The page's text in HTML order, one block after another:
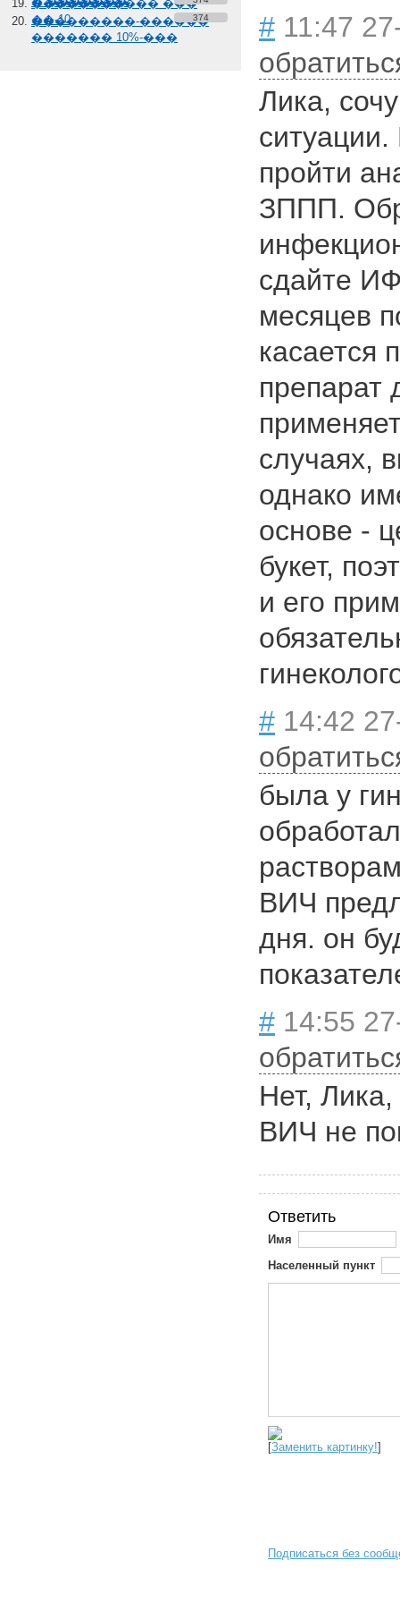
����������� ���
��-10
���������-������
������� 10%-���
374 # 11:47
Лика,
пройти
ЗППП.
сдайте
месяцев
касается
препарат
случаях,
однако
основе -
букет,
и его
# 14:42
была у
ВИЧ
дня. он
# 14:55
Нет,
ВИЧ не
Ответить
Имя
Населенный пункт
[Заменить картинку!]
Подписаться без